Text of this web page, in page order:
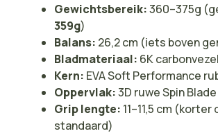
Gewichtsbereik:360–375g
359g)
Balans: 26,2 cm (iets boven
Bladmateriaal: 6K carbonvezel
Kern: EVA Soft Performance
Oppervlak:3D ruwe Spin
Grip lengte: 11–11,5 cm (korter
standaard)